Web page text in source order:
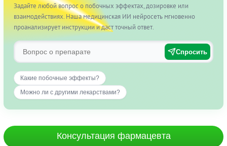
Задайте любой вопрос о побочных эффектах, дозировке или
взаимодействиях. Наша медицинская ИИ нейросеть мгновенно
проанализирует инструкции и даст точный ответ.
Спросить
Какие побочные эффекты?
Можно ли с другими лекарствами?
Консультация фармацевта